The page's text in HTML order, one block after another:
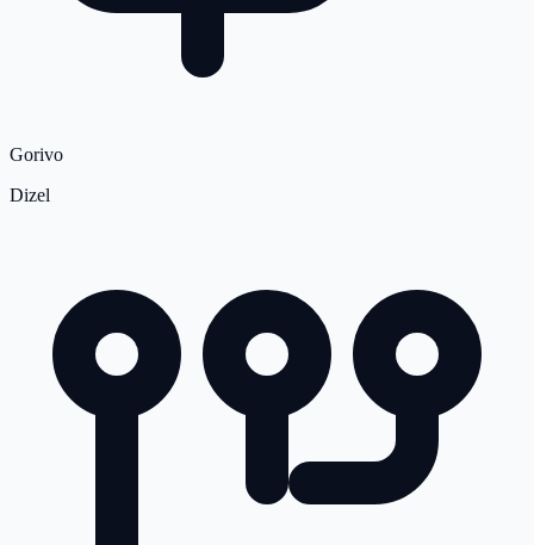
Gorivo
Dizel